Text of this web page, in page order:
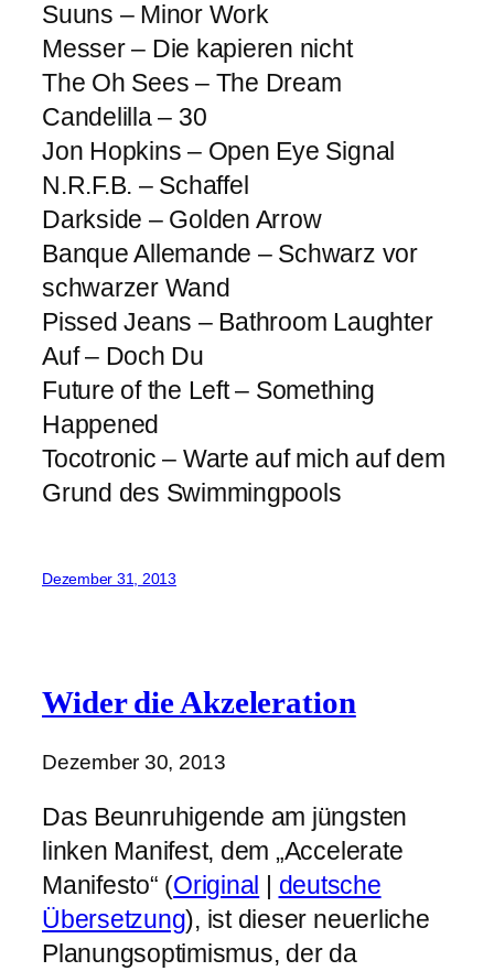
Suuns – Minor Work
Messer – Die kapieren nicht
The Oh Sees – The Dream
Candelilla – 30
Jon Hopkins – Open Eye Signal
N.R.F.B. – Schaffel
Darkside – Golden Arrow
Banque Allemande – Schwarz vor
schwarzer Wand
Pissed Jeans – Bathroom Laughter
Auf – Doch Du
Future of the Left – Something
Happened
Tocotronic – Warte auf mich auf dem
Grund des Swimmingpools
Dezember 31, 2013
Wider die Akzeleration
Dezember 30, 2013
Das Beunruhigende am jüngsten
linken Manifest, dem „Accelerate
Manifesto“ (Original
deutsche
Übersetzung), ist dieser neuerliche
Planungsoptimismus, der da